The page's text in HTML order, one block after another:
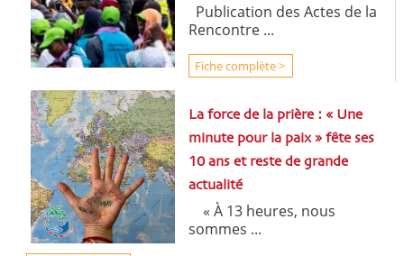
Publication des Actes de la
Rencontre ...
Fiche complète >
La force de la prière : « Une
minute pour la paix » fête ses
10 ans et reste de grande
actualité
« À 13 heures, nous
sommes ...